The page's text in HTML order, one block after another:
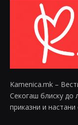
Kamenica.mk –
Секогаш блиску до
приказни и